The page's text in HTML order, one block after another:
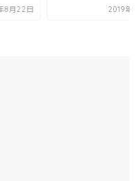
2019年8月9日